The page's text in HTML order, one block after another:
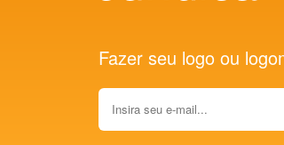
Fazer seu logo ou